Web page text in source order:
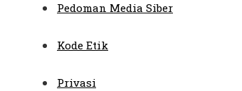
Pedoman Media Siber
Kode Etik
Privasi